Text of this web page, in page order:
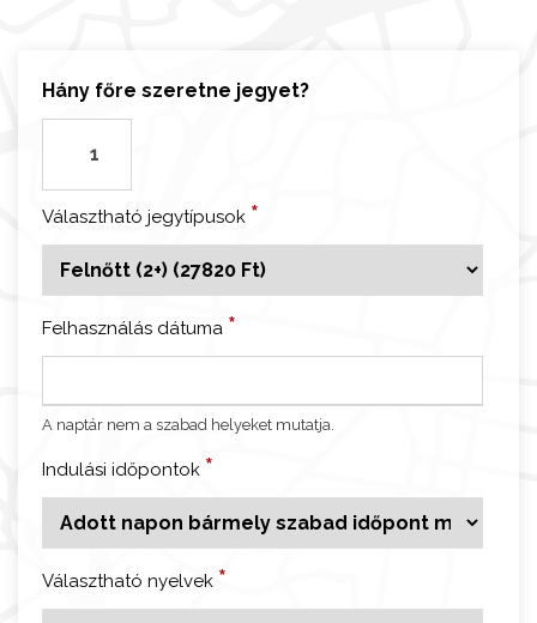
Hány főre szeretne jegyet?
l
e
n
-
ó
r
á
e
z
e
Választható jegytípusok *
Felhasználás dátuma *
A naptár nem a szabad helyeket mutatja.
Indulási időpontok *
Választható nyelvek *